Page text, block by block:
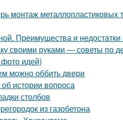
монтаж металлопластиковых
Преимущества и
своими руками — советы по
идей)
можно оббить двери
истории вопроса
столбов
из газобетона